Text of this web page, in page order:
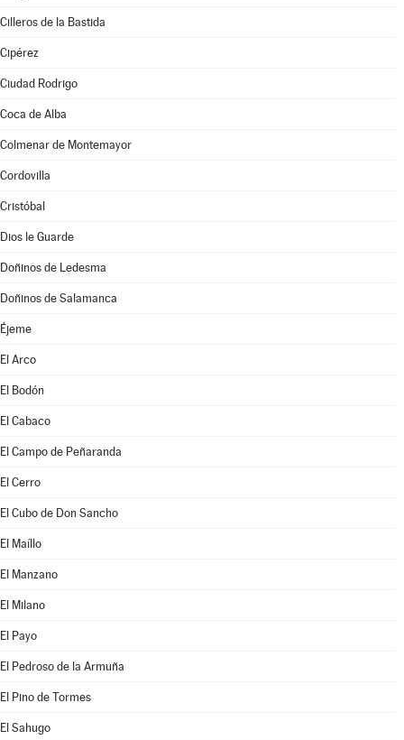
Cilleros de la Bastida
Cipérez
Ciudad Rodrigo
Coca de Alba
Colmenar de Montemayor
Cordovilla
Cristóbal
Dios le Guarde
Doñinos de Ledesma
Doñinos de Salamanca
Éjeme
El Arco
El Bodón
El Cabaco
El Campo de Peñaranda
El Cerro
El Cubo de Don Sancho
El Maíllo
El Manzano
El Milano
El Payo
El Pedroso de la Armuña
El Pino de Tormes
El Sahugo